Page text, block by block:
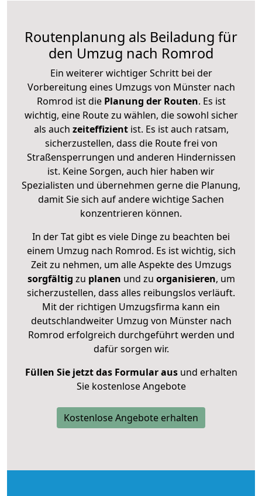
Routenplanung als Beiladung für
den Umzug nach Romrod
Ein weiterer wichtiger Schritt bei der
Vorbereitung eines Umzugs von Münster nach
Romrod ist diePlanung der Routen. Es ist
wichtig, eine Route zu wählen, die sowohl sicher
als auch zeiteffizientist. Es ist auch ratsam,
sicherzustellen, dass die Route frei von
Straßensperrungen und anderen Hindernissen
ist. Keine Sorgen, auch hier haben wir
Spezialisten und übernehmen gerne die Planung,
damit Sie sich auf andere wichtige Sachen
konzentrieren können.
In der Tat gibt es viele Dinge zu beachten bei
einem Umzug nach Romrod. Es ist wichtig, sich
Zeit zu nehmen, um alle Aspekte des Umzugs
sorgfältig zu planen und zu organisieren, um
sicherzustellen, dass alles reibungslos verläuft.
Mit der richtigen Umzugsfirma kann ein
deutschlandweiter Umzug von Münster nach
Romrod erfolgreich durchgeführt werden und
dafür sorgen wir.
Füllen Sie jetzt das Formular ausund erhalten
Sie kostenlose Angebote
Kostenlose Angebote erhalten